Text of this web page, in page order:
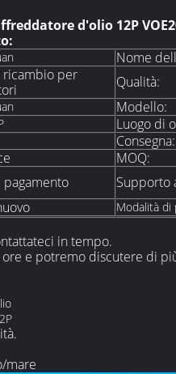
d'olio 12P
Nome
ricambio per
Qualità:
Modello:
Luogo di
Consegna:
MOQ:
pagamento Supporto
Modalità di
in tempo.
e potremo discutere di
mare